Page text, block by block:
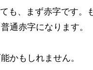
も、まず赤字です。
通赤字になります。
かもしれません。